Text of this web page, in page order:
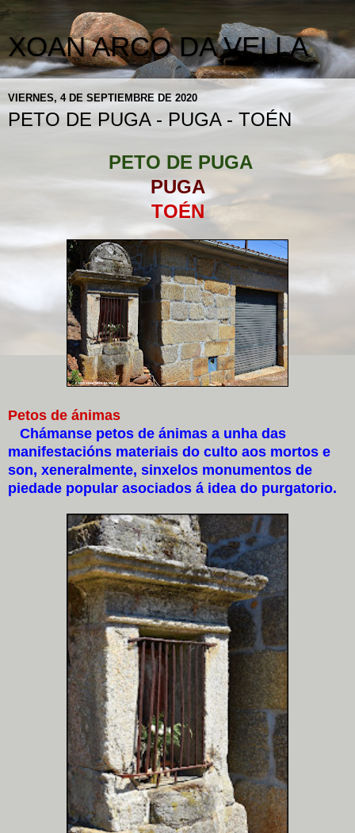
XOAN ARCO DA VELLA
VIERNES, 4 DE SEPTIEMBRE DE 2020
PETO DE PUGA - PUGA - TOÉN
PETO DE PUGA
PUGA
TOÉN
Petos de ánimas
Chámanse petos de ánimas a unha das
manifestacións materiais do culto aos mortos e
son, xeneralmente, sinxelos monumentos de
piedade popular asociados á idea do purgatorio.